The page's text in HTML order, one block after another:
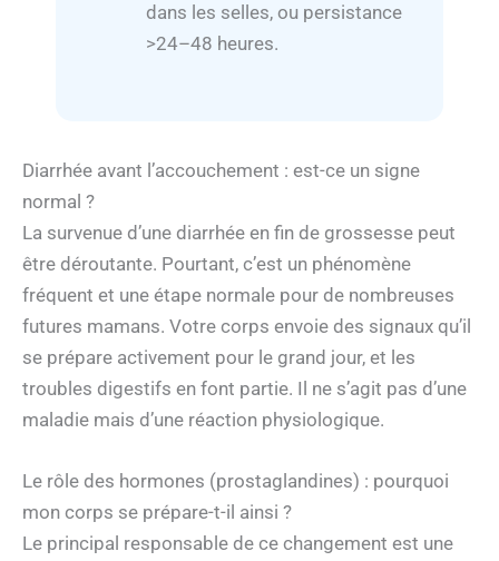
dans les selles, ou persistance
>24–48 heures.
Diarrhée avant l’accouchement : est-ce un signe
normal ?
La survenue d’une diarrhée en fin de grossesse peut
être déroutante. Pourtant, c’est un phénomène
fréquent et une étape normale pour de nombreuses
futures mamans. Votre corps envoie des signaux qu’il
se prépare activement pour le grand jour, et les
troubles digestifs en font partie. Il ne s’agit pas d’une
maladie mais d’une réaction physiologique.
Le rôle des hormones (prostaglandines) : pourquoi
mon corps se prépare-t-il ainsi ?
Le principal responsable de ce changement est une